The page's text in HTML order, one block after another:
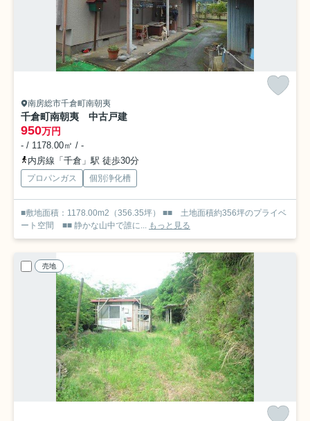
南房総市千倉町南朝夷
千倉町南朝夷 中古戸建
950万円
- / 1178.00㎡ / -
内房線「千倉」駅 徒歩30分
プロパンガス 個別浄化槽
■敷地面積：1178.00m2（356.35坪） ■■ 土地面積約356坪のプライベ
ート空間 ■■ 静かな山中で誰に... もっと見る
売地